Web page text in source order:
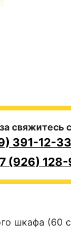
свяжитесь
391-12-33
(926)
шкафа (60